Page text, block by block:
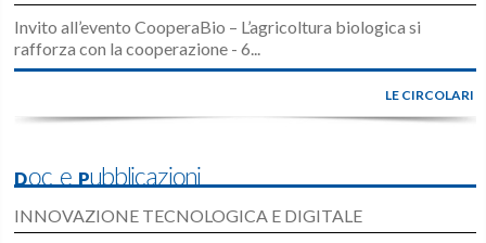
Invito all’evento CooperaBio – L’agricoltura biologica si
rafforza con la cooperazione - 6...
LE CIRCOLARI
Doc e Pubblicazioni
INNOVAZIONE TECNOLOGICA E DIGITALE